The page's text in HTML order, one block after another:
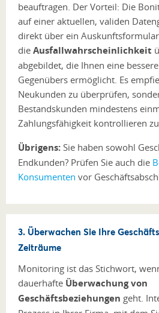
beauftragen. Der Vorteil: Die
auf einer aktuellen, validen
direkt über ein
die Ausfallwahrscheinlichkeit
abgebildet, die Ihnen eine
Gegenübers ermöglicht. Es
Neukunden zu überprüfen,
Bestandskunden mindestens
Zahlungsfähigkeit kontrollieren
Übrigens: Sie haben sowohl
Endkunden? Prüfen Sie auch die
Konsumenten vor
3. Überwachen Sie Ihre
Zeiträume
Monitoring ist das Stichwort,
dauerhafte Überwachung von
Geschäftsbeziehungen geht.